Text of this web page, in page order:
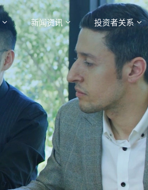
新闻资讯 投资者关系